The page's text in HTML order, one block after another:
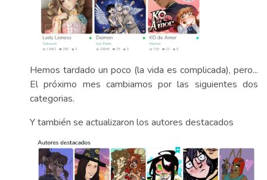
Hemos tardado un poco (la vida es complicada), pero...
El próximo mes cambiamos por las siguientes dos
categorias.
Y también se actualizaron los autores destacados